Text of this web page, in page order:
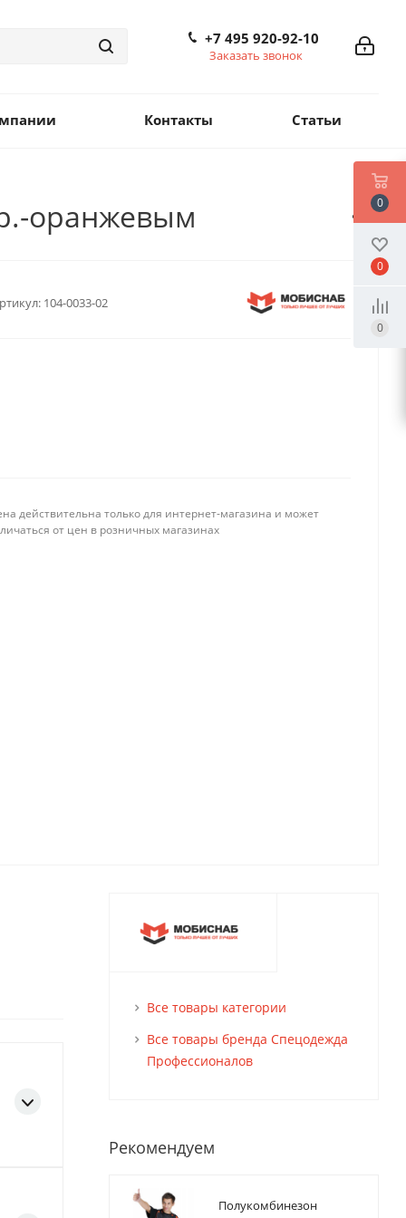
+7 495 920-92-10
Заказать звонок
Контакты Статьи
оранжевым
104-0033-02
действительна только для интернет-магазина и может
от цен в розничных магазинах
Все товары категории
Все товары бренда Спецодежда
Профессионалов
Рекомендуем
Полукомбинезон
0
0
0